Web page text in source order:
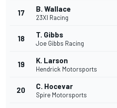
17 B. Wallace
23XI Racing
18 T. Gibbs
Joe Gibbs Racing
19 K. Larson
Hendrick Motorsports
20 C. Hocevar
Spire Motorsports